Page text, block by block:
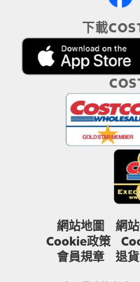
下載
網站地圖 網
Cookie政策
會員規章
退